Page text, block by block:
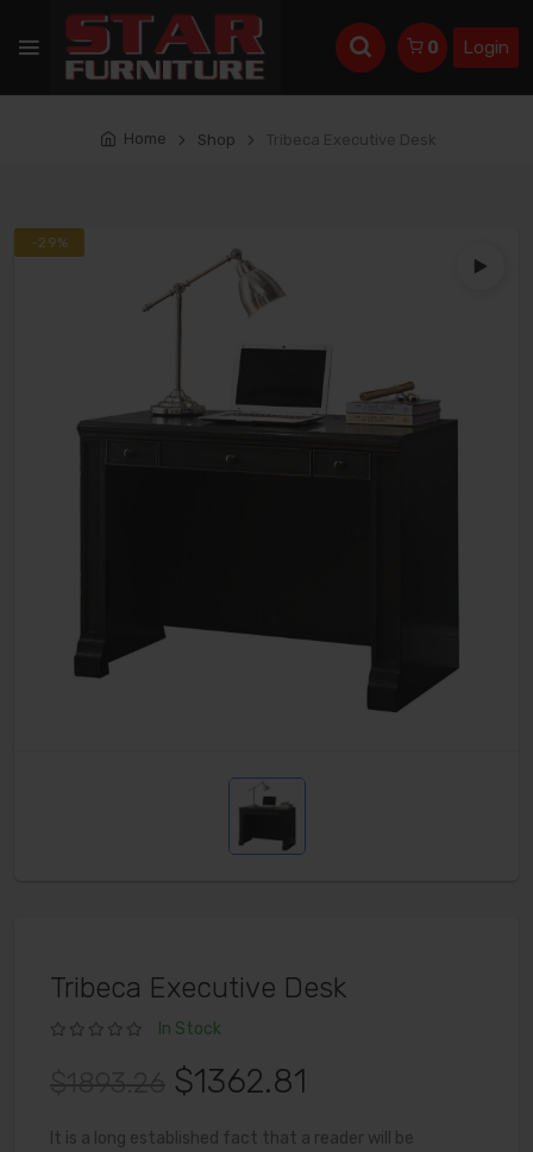
0 Login
Home Shop Tribeca Executive Desk
New
-29%
Tribeca Executive Desk
In Stock
$1362.81
It is a long established fact that a reader will be